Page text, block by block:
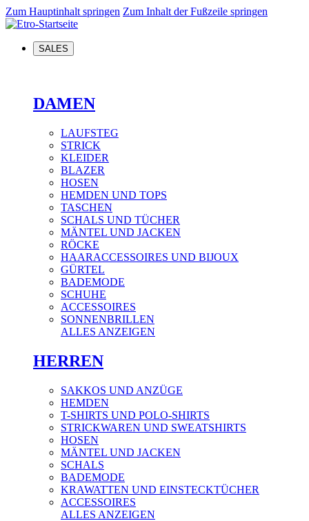
Zum Hauptinhalt springen Zum Inhalt der Fußzeile springen
SALES
DAMEN
LAUFSTEG
STRICK
KLEIDER
BLAZER
HOSEN
HEMDEN UND TOPS
TASCHEN
SCHALS UND TÜCHER
MÄNTEL UND JACKEN
RÖCKE
HAARACCESSOIRES UND BIJOUX
GÜRTEL
BADEMODE
SCHUHE
ACCESSOIRES
SONNENBRILLEN
ALLES ANZEIGEN
HERREN
SAKKOS UND ANZÜGE
HEMDEN
T-SHIRTS UND POLO-SHIRTS
STRICKWAREN UND SWEATSHIRTS
HOSEN
MÄNTEL UND JACKEN
SCHALS
BADEMODE
KRAWATTEN UND EINSTECKTÜCHER
ACCESSOIRES
ALLES ANZEIGEN